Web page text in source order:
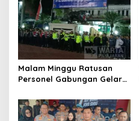
Malam Minggu Ratusan
Personel Gabungan Gelar
Besar Kabupaten Bandung